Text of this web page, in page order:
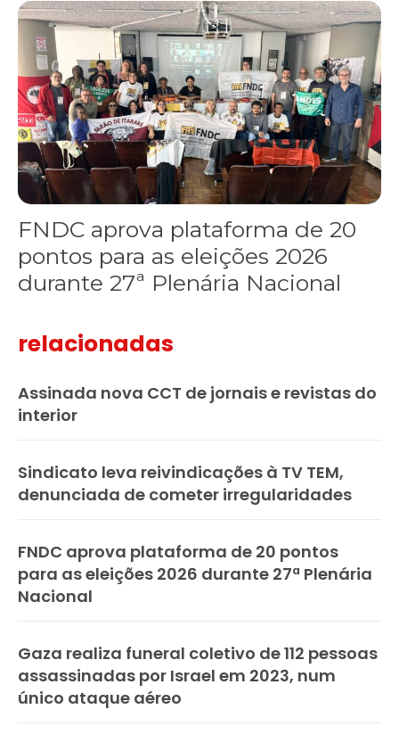
FNDC aprova plataforma de 20 pontos para as eleições 2026
FNDC aprova plataforma de 20
pontos para as eleições 2026
durante 27ª Plenária Nacional
relacionadas
Assinada nova CCT de jornais e revistas do
interior
Sindicato leva reivindicações à TV TEM,
denunciada de cometer irregularidades
FNDC aprova plataforma de 20 pontos
para as eleições 2026 durante 27ª Plenária
Nacional
Gaza realiza funeral coletivo de 112 pessoas
assassinadas por Israel em 2023, num
único ataque aéreo